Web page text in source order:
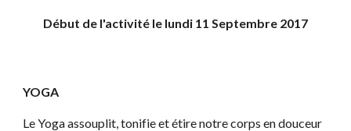
Début de l'activité le lundi 11 Septembre 2017
YOGA
Le Yoga assouplit, tonifie et étire notre corps en douceur